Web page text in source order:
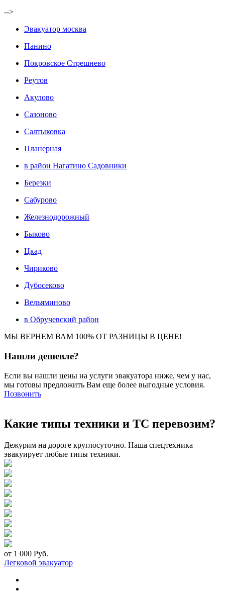
-->
Эвакуатор москва
Панино
Покровское Стрешнево
Реутов
Акулово
Сазоново
Салтыковка
Планерная
в район Нагатино Садовники
Березки
Сабурово
Железнодорожный
Быково
Цкад
Чириково
Дубосеково
Вельяминово
в Обручевский район
МЫ ВЕРНЕМ ВАМ 100% ОТ РАЗНИЦЫ В ЦЕНЕ!
Нашли дешевле?
Если вы нашли цены на услуги эвакуатора ниже, чем у нас,
мы готовы предложить Вам еще более выгодные условия.
Позвонить
Какие типы техники и ТС перевозим?
Дежурим на дороге круглосуточно. Наша спецтехника
эвакуирует любые типы техники.
от 1 000 Руб.
Легковой эвакуатор